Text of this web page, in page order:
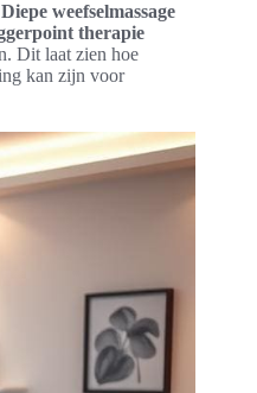
Diepe weefselmassage
therapie
Dit laat zien hoe
kan zijn voor